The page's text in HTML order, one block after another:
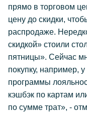
прямо в торговом
цену до скидки,
распродаже.
скидкой» стоили
пятницы». Сейчас
покупку, например,
программы
кэшбэк по картам
по сумме трат», -